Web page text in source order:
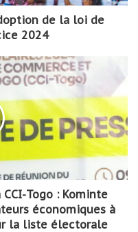
de la loi de
2024
Togo : Kominte
économiques à
la liste électorale